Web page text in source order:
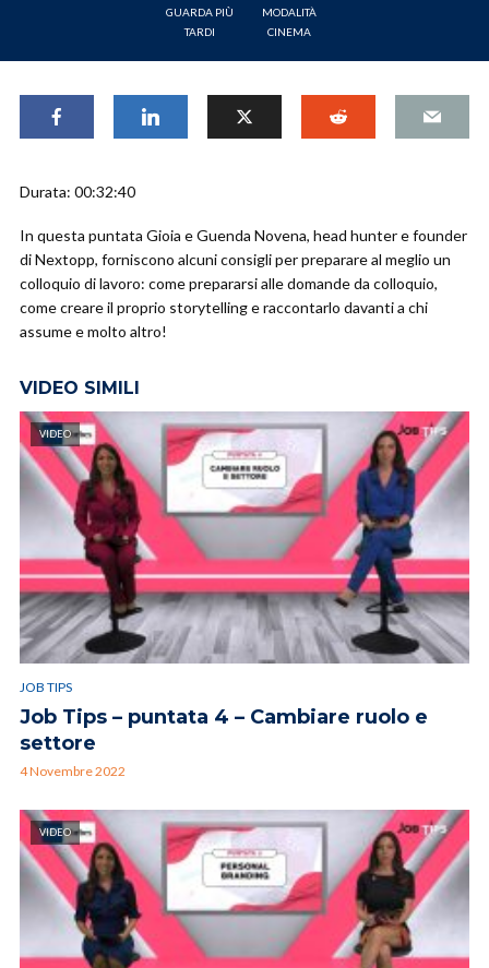
GUARDA PIÙ
TARDI
MODALITÀ
CINEMA
Durata: 00:32:40
In questa puntata Gioia e Guenda Novena, head hunter e founder
di Nextopp, forniscono alcuni consigli per preparare al meglio un
colloquio di lavoro: come prepararsi alle domande da colloquio,
come creare il proprio storytelling e raccontarlo davanti a chi
assume e molto altro!
VIDEO SIMILI
VIDEO
JOB TIPS
Job Tips – puntata 4 – Cambiare ruolo e
settore
4 Novembre 2022
VIDEO